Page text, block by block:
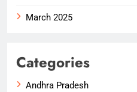
March 2025
Categories
Andhra Pradesh